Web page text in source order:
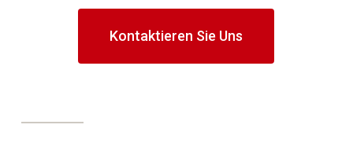
Kontaktieren Sie Uns